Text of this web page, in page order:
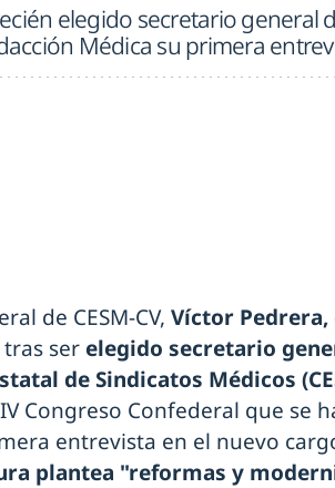
elegido secretario general
Médica su primera
de CESM-CV, Víctor
tras ser elegido secretario
de Sindicatos Médicos
Congreso Confederal que se
entrevista en el nuevo
plantea "reformas y